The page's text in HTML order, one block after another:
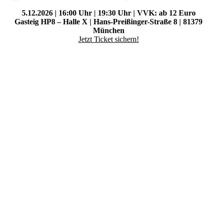
5.12.2026 | 16:00 Uhr | 19:30 Uhr | VVK: ab 12 Euro
Gasteig HP8 – Halle X | Hans-Preißinger-Straße 8 | 81379
München
Jetzt Ticket sichern!